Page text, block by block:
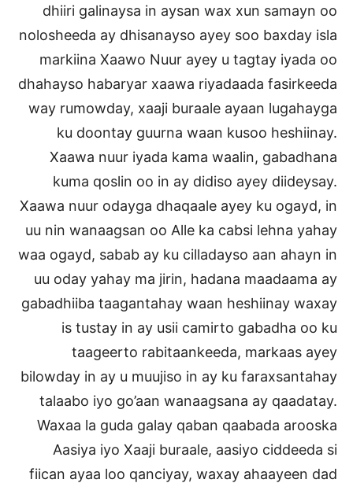
dhiiri galinaysa in aysan wax xun samayn oo
nolosheeda ay dhisanayso ayey soo baxday isla
markiina Xaawo Nuur ayey u tagtay iyada oo
dhahayso habaryar xaawa riyadaada fasirkeeda
way rumowday, xaaji buraale ayaan lugahayga
ku doontay guurna waan kusoo heshiinay.
Xaawa nuur iyada kama waalin, gabadhana
kuma qoslin oo in ay didiso ayey diideysay.
Xaawa nuur odayga dhaqaale ayey ku ogayd, in
uu nin wanaagsan oo Alle ka cabsi lehna yahay
waa ogayd, sabab ay ku cilladayso aan ahayn in
uu oday yahay ma jirin, hadana maadaama ay
gabadhiiba taagantahay waan heshiinay waxay
is tustay in ay usii camirto gabadha oo ku
taageerto rabitaankeeda, markaas ayey
bilowday in ay u muujiso in ay ku faraxsantahay
talaabo iyo go’aan wanaagsana ay qaadatay.
Waxaa la guda galay qaban qaabada arooska
Aasiya iyo Xaaji buraale, aasiyo ciddeeda si
fiican ayaa loo qanciyay, waxay ahaayeen dad